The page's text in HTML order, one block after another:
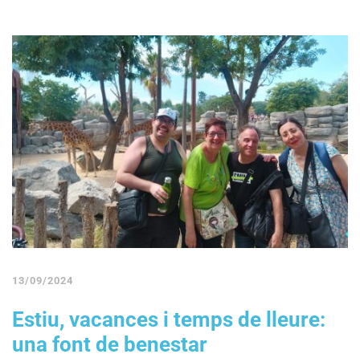
13/09/2024
Estiu, vacances i temps de lleure:
una font de benestar